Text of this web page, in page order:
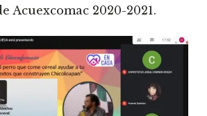
Acuexcomac 2020-2021.